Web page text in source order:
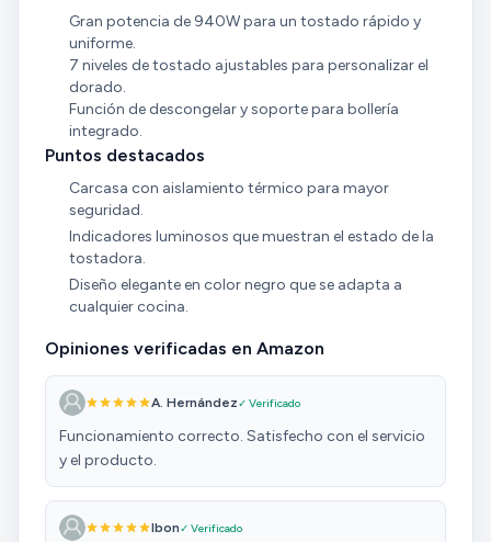
Gran potencia de 940W para un tostado rápido y
uniforme.
7 niveles de tostado ajustables para personalizar el
dorado.
Función de descongelar y soporte para bollería
integrado.
Puntos destacados
Carcasa con aislamiento térmico para mayor
seguridad.
Indicadores luminosos que muestran el estado de la
tostadora.
Diseño elegante en color negro que se adapta a
cualquier cocina.
Opiniones verificadas en Amazon
A. Hernández✓ Verificado
Funcionamiento correcto. Satisfecho con el servicio
y el producto.
Ibon✓ Verificado